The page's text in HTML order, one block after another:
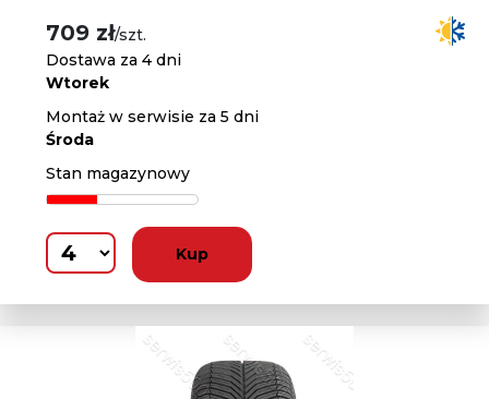
709 zł/szt.
Dostawa za 4 dni
Wtorek
Montaż w serwisie za 5 dni
Środa
Stan magazynowy
Kup